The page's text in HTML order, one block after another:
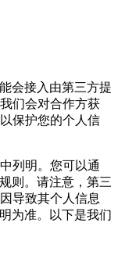
会接入由第三方提
们会对合作方获
保护您的个人信
列明。您可以通
则。请注意，第三
导致其个人信息
为准。以下是我们